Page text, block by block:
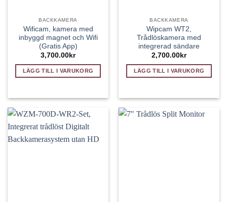
BACKKAMERA
Wificam, kamera med
inbyggd magnet och Wifi
(Gratis App)
3,700.00 kr
LÄGG TILL I VARUKORG
BACKKAMERA
Wipcam WT2,
Trådlöskamera med
integrerad sändare
2,700.00 kr
LÄGG TILL I VARUKORG